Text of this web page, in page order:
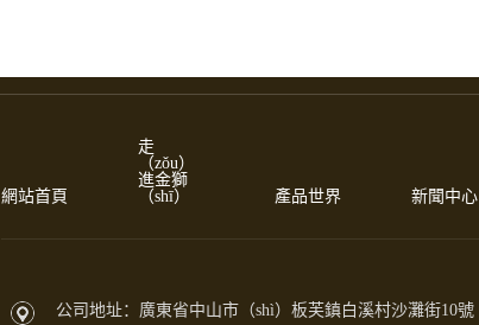
網站首頁
走
（zǒu）
進金獅
（shī）
產品世界 新聞中心
公司地址：廣東省中山市（shì）板芙鎮白溪村沙灘街10號